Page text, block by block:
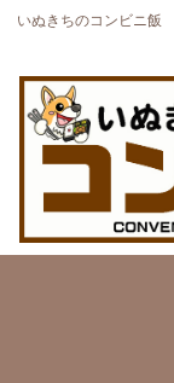
いぬきちのコンビニ飯